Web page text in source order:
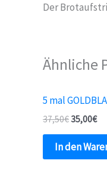
Der
Ähnliche
5 mal
37,50€35,00€
In den